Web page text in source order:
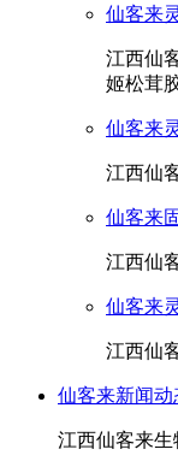
仙客来
江西仙
姬松茸
仙客来
江西仙
仙客来
江西仙
仙客来
江西仙
仙客来新闻动
江西仙客来生